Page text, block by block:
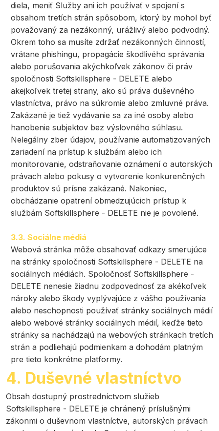
diela, meniť Služby ani ich používať v spojení s
obsahom tretích strán spôsobom, ktorý by mohol byť
považovaný za nezákonný, urážlivý alebo podvodný.
Okrem toho sa musíte zdržať nezákonných činností,
vrátane phishingu, propagácie škodlivého správania
alebo porušovania akýchkoľvek zákonov či práv
spoločnosti Softskillsphere - DELETE alebo
akejkoľvek tretej strany, ako sú práva duševného
vlastníctva, právo na súkromie alebo zmluvné práva.
Zakázané je tiež vydávanie sa za iné osoby alebo
hanobenie subjektov bez výslovného súhlasu.
Nelegálny zber údajov, používanie automatizovaných
zariadení na prístup k službám alebo ich
monitorovanie, odstraňovanie oznámení o autorských
právach alebo pokusy o vytvorenie konkurenčných
produktov sú prísne zakázané. Nakoniec,
obchádzanie opatrení obmedzujúcich prístup k
službám Softskillsphere - DELETE nie je povolené.
3.3. Sociálne médiá
Webová stránka môže obsahovať odkazy smerujúce
na stránky spoločnosti Softskillsphere - DELETE na
sociálnych médiách. Spoločnosť Softskillsphere -
DELETE nenesie žiadnu zodpovednosť za akékoľvek
nároky alebo škody vyplývajúce z vášho používania
alebo neschopnosti používať stránky sociálnych médií
alebo webové stránky sociálnych médií, keďže tieto
stránky sa nachádzajú na webových stránkach tretích
strán a podliehajú podmienkam a dohodám platným
pre tieto konkrétne platformy.
4. Duševné vlastníctvo
Obsah dostupný prostredníctvom služieb
Softskillsphere - DELETE je chránený príslušnými
zákonmi o duševnom vlastníctve, autorských právach